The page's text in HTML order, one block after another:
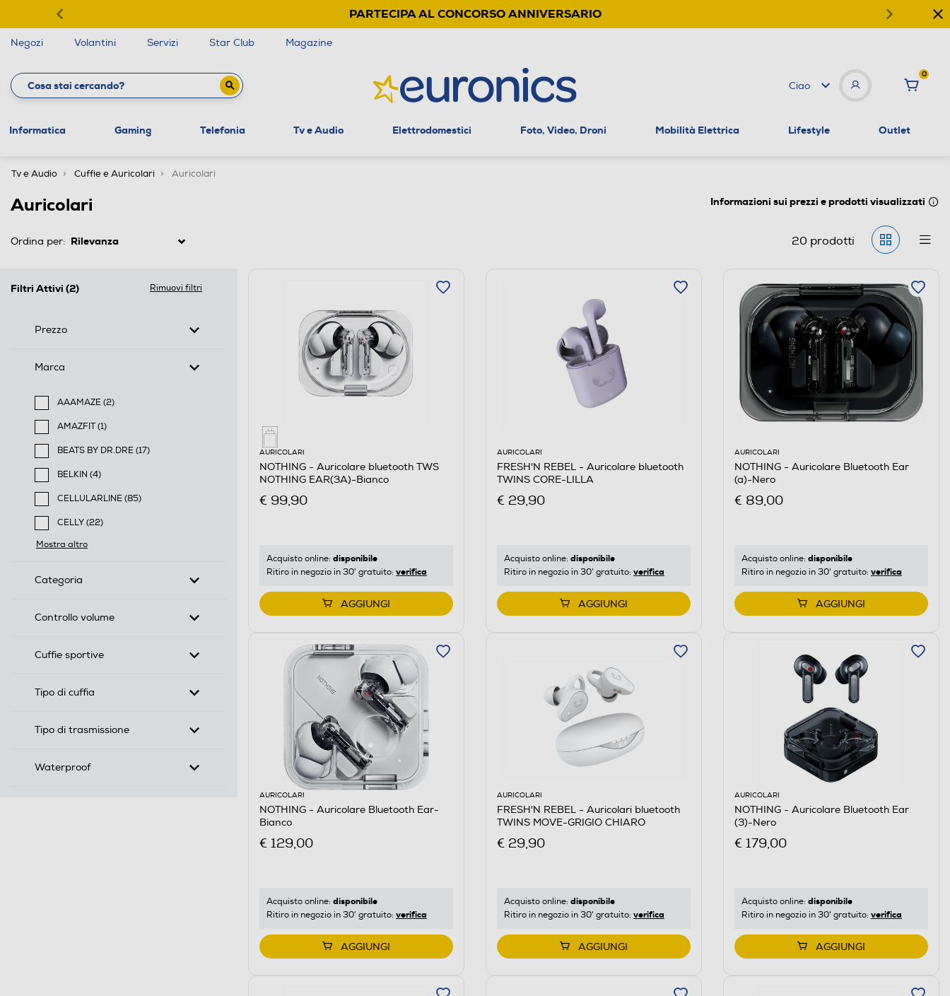
PARTECIPA AL CONCORSO ANNIVERSARIO
Negozi Volantini Servizi Star Club Magazine
Ciao
0
Informatica Gaming Telefonia Tv e Audio Elettrodomestici Foto, Video, Droni Mobilità Elettrica Lifestyle Outlet
Tv e Audio Cuffie e Auricolari Auricolari
Auricolari Informazioni sui prezzi e prodotti visualizzati
Ordina per: 20 prodotti
Filtri Attivi (2) Rimuovi filtri
Prezzo
Marca
AAAMAZE (2)
Filtra per Marca: AAAMAZE
AMAZFIT (1)
Filtra per Marca: AMAZFIT
BEATS BY DR.DRE (17)
Filtra per Marca: BEATS BY DR.DRE
BELKIN (4)
Filtra per Marca: BELKIN
CELLULARLINE (85)
Filtra per Marca: CELLULARLINE
CELLY (22)
Filtra per Marca: CELLY
Mostra altro
Categoria
Controllo volume
Cuffie sportive
Tipo di cuffia
Tipo di trasmissione
Waterproof
AURICOLARI
NOTHING - Auricolare bluetooth TWS
NOTHING EAR(3A)-Bianco
€ 99,90
Acquisto online: disponibile
Ritiro in negozio in 30' gratuito: verifica
AGGIUNGI
AURICOLARI
FRESH'N REBEL - Auricolare bluetooth
TWINS CORE-LILLA
€ 29,90
Acquisto online: disponibile
Ritiro in negozio in 30' gratuito: verifica
AGGIUNGI
AURICOLARI
NOTHING - Auricolare Bluetooth Ear
(a)-Nero
€ 89,00
Acquisto online: disponibile
Ritiro in negozio in 30' gratuito: verifica
AGGIUNGI
AURICOLARI
NOTHING - Auricolare Bluetooth Ear-
Bianco
€ 129,00
Acquisto online: disponibile
Ritiro in negozio in 30' gratuito: verifica
AGGIUNGI
AURICOLARI
FRESH'N REBEL - Auricolari bluetooth
TWINS MOVE-GRIGIO CHIARO
€ 29,90
Acquisto online: disponibile
Ritiro in negozio in 30' gratuito: verifica
AGGIUNGI
AURICOLARI
NOTHING - Auricolare Bluetooth Ear
(3)-Nero
€ 179,00
Acquisto online: disponibile
Ritiro in negozio in 30' gratuito: verifica
AGGIUNGI